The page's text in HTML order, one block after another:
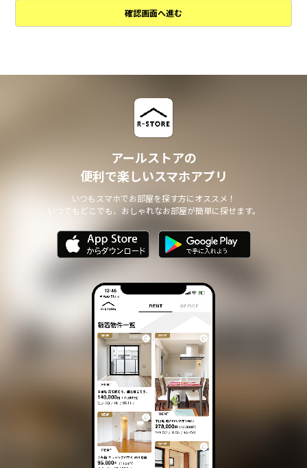
以下に定めのない目的で個人情報を利用する場合、あらかじめご本
からのご連絡の対応
不動産会社との業務における対応
・ 本サイトからのメールマガジンの送信、その他の対応
・ その他、本サイトの不動産物件情報サービスの提供のために必
個人情報の安全管理について
本サイトは、取り扱う個人情報の漏洩、滅失またはき損の防止その
他の個人情報の安全管理のために必要かつ適切な措置を講じます。
個人情報の委託について
する場合は、当該第三者について厳正な調査を行い、 取り扱いを
委託された個人情報の安全管理が図られるよう当該第三者に対する
また、コンサルティング、プライバシーマーク申請、ISMS申請業務
におきまして第三者と共同して業務を遂行する場合に 個人情報の
取り扱いを委託する場合 があります。
個人情報の第三者提供について
本サイトは、個人情報保護法等の法令に定めのある場合を除き、
個人情報をあらかじめご本人の同意を得ることなく、第三者に提供
個人情報の開示・訂正等について
本サイトは、ご本人から自己の個人情報についての開示の請求があ
る場合、速やかに開示をいたします。
その際、ご本人であることが確認できない場合 には、開示に応じ
確認画面へ進む
アールストアの
便利で楽しいスマホアプリ
いつもスマホでお部屋を探す方にオススメ！
いつでもどこでも、おしゃれなお部屋が簡単に探せます。